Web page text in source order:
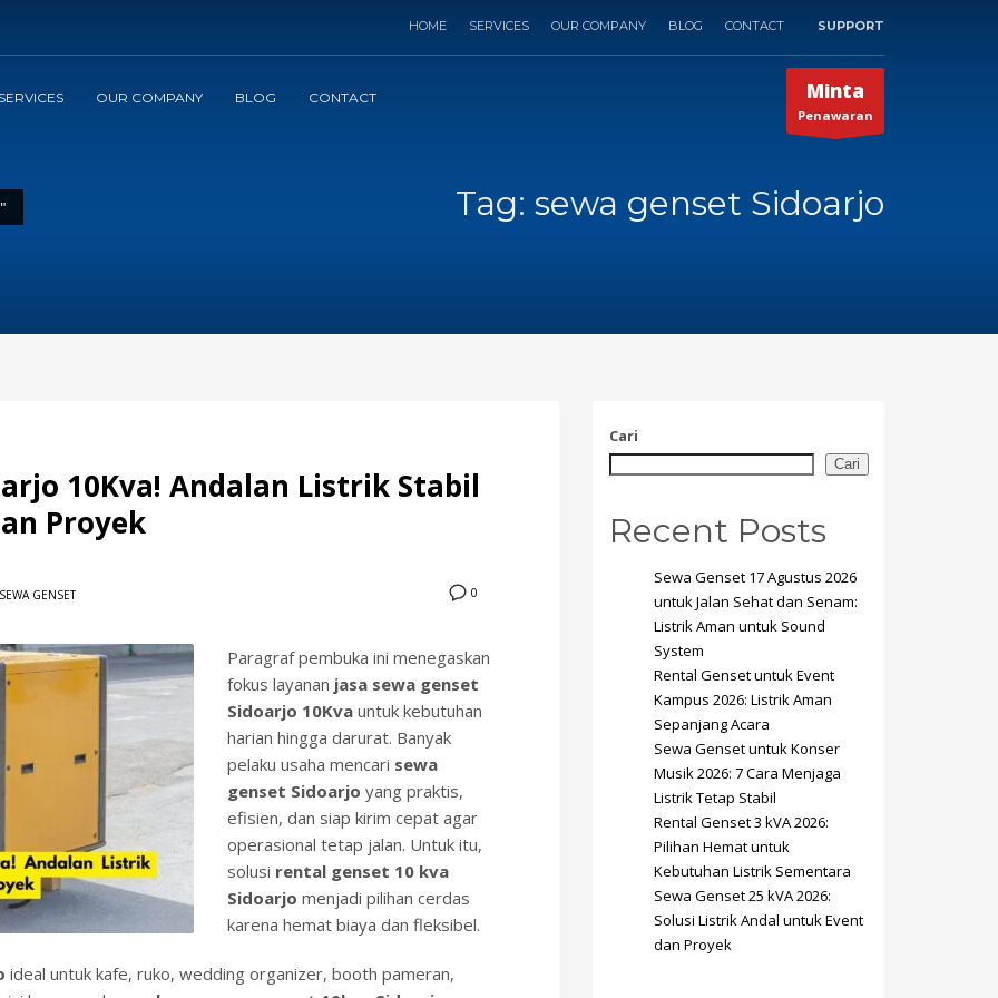
Review your order. 3 Payment &FREEshipment
an email to support@website.com . Thank you!
SHOWROOM HOURS
Mon-Fri 9:00AM - 6:00AM
Sat - 9:00AM-5:00PM
Sundays by appointment only!
HOME SERVICES OUR COMPANY BLOG CONTACT SUPPORT
SERVICES OUR COMPANY BLOG CONTACT Minta
Penawaran
Tag: sewa genset Sidoarjo
10Kva! Andalan Listrik Stabil
Proyek
0
SEWA GENSET
Paragraf pembuka ini menegaskan
fokus layanan jasa sewa genset
Sidoarjo 10Kva untuk kebutuhan
harian hingga darurat. Banyak
pelaku usaha mencari sewa
genset Sidoarjo yang praktis,
efisien, dan siap kirim cepat agar
operasional tetap jalan. Untuk itu,
solusi rental genset 10 kva
Sidoarjo menjadi pilihan cerdas
karena hemat biaya dan fleksibel.
ideal untuk kafe, ruko, wedding organizer, booth pameran,
Cari
Cari
Recent Posts
Sewa Genset 17 Agustus 2026
untuk Jalan Sehat dan Senam:
Listrik Aman untuk Sound
System
Rental Genset untuk Event
Kampus 2026: Listrik Aman
Sepanjang Acara
Sewa Genset untuk Konser
Musik 2026: 7 Cara Menjaga
Listrik Tetap Stabil
Rental Genset 3 kVA 2026:
Pilihan Hemat untuk
Kebutuhan Listrik Sementara
Sewa Genset 25 kVA 2026:
Solusi Listrik Andal untuk Event
dan Proyek